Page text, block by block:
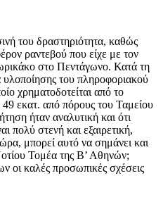
του δραστηριότητα, καθώς
ραντεβού που είχε με τον
στο Πεντάγωνο. Κατά τη
του πληροφοριακού
χρηματοδοτείται από το
εκατ. από πόρους του Ταμείου
ήταν αναλυτική και ότι
πολύ στενή και εξαιρετική,
μπορεί αυτό να σημάνει και
Τομέα της Β’ Αθηνών;
οι καλές προσωπικές σχέσεις